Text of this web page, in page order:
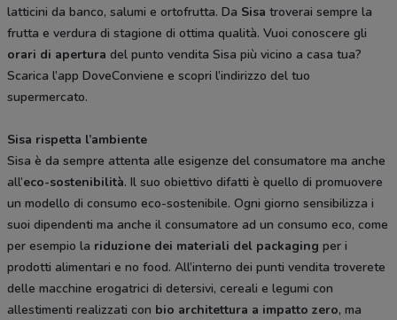
latticini da banco, salumi e ortofrutta. Da Sisa troverai sempre la
frutta e verdura di stagione di ottima qualità. Vuoi conoscere gli
orari di apertura del punto vendita Sisa più vicino a casa tua?
Scarica l’app DoveConviene e scopri l’indirizzo del tuo
supermercato.
Sisa rispetta l’ambiente
Sisa è da sempre attenta alle esigenze del consumatore ma anche
all’eco-sostenibilità. Il suo obiettivo difatti è quello di promuovere
un modello di consumo eco-sostenibile. Ogni giorno sensibilizza i
suoi dipendenti ma anche il consumatore ad un consumo eco, come
per esempio la riduzione dei materiali del packaging per i
prodotti alimentari e no food. All’interno dei punti vendita troverete
delle macchine erogatrici di detersivi, cereali e legumi con
allestimenti realizzati con bio architettura a impatto zero, ma